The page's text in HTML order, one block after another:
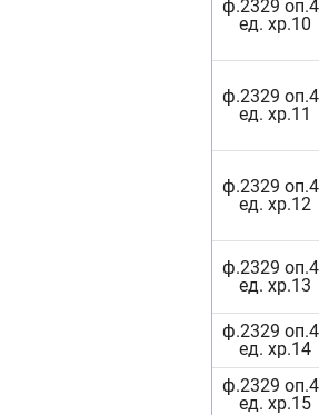
ф.2329
ед. хр.10
ф.2329
ед. хр.11
ф.2329
ед. хр.12
ф.2329
ед. хр.13
ф.2329
ед. хр.14
ф.2329
ед. хр.15